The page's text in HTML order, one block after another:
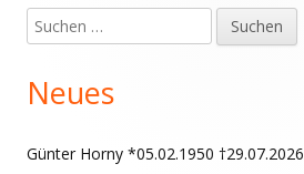
Haupt-
Seitenleiste
Suchen
nach:
Neues
Günter Horny *05.02.1950 †29.07.2026